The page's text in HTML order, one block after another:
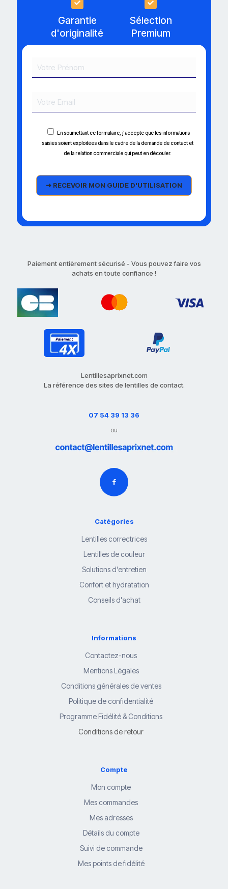
Garantie
d'originalité
Sélection
Premium
En soumettant ce formulaire, j'accepte que les informations
saisies soient exploitées dans le cadre de la demande de contact et
de la relation commerciale qui peut en découler.
Paiement entièrement sécurisé - Vous pouvez faire vos
achats en toute confiance !
Lentillesaprixnet.com
La référence des sites de lentilles de contact.
07 54 39 13 36
ou
Catégories
Lentilles correctrices
Lentilles de couleur
Solutions d'entretien
Confort et hydratation
Conseils d'achat
Informations
Contactez-nous
Mentions Légales
Conditions générales de ventes
Politique de confidentialité
Programme Fidélité & Conditions
Conditions de retour
Compte
Mon compte
Mes commandes
Mes adresses
Détails du compte
Suivi de commande
Mes points de fidélité